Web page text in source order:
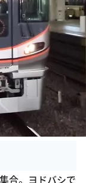
合。 ヨドバシで